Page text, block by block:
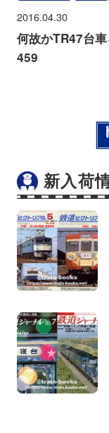
2016.04.30
何故かTR47台
459
新入荷